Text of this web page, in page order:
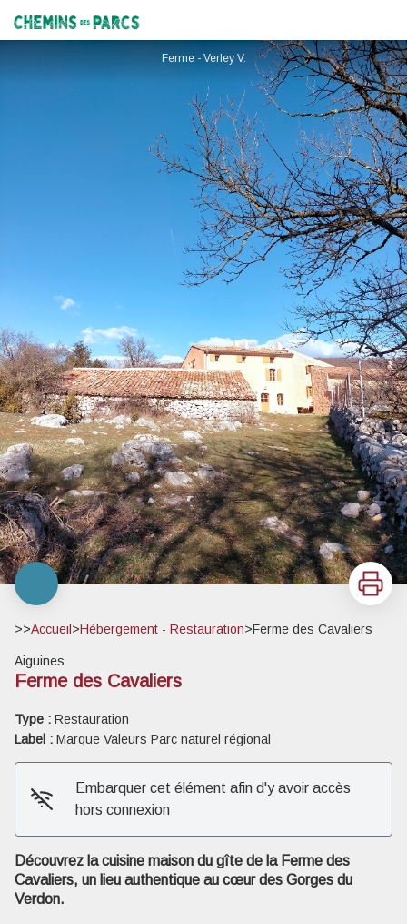
Chemins des Parcs
Ferme - Verley V.
Voir l'image en plein écran
Imprimer
>>Accueil >Hébergement - Restauration>Ferme des Cavaliers
Aiguines
Ferme des Cavaliers
Type : Restauration
Label : Marque Valeurs Parc naturel régional
Embarquer cet élément afin d'y avoir accès
hors connexion
Découvrez la cuisine maison du gîte de la Ferme des
Cavaliers, un lieu authentique au cœur des Gorges du
Verdon.